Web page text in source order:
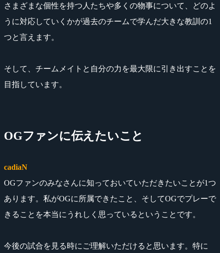
さまざまな個性を持つ人たちや多くの物事について、どのよ
うに対応していくかが過去のチームで学んだ大きな教訓の1
つと言えます。
そして、チームメイトと自分の力を最大限に引き出すことを
目指しています。
OGファンに伝えたいこと
cadiaN
OGファンのみなさんに知っておいていただきたいことが1つ
あります。私がOGに所属できたこと、そしてOGでプレーで
きることを本当にうれしく思っているということです。
今後の試合を見る時にご理解いただけると思います。特に